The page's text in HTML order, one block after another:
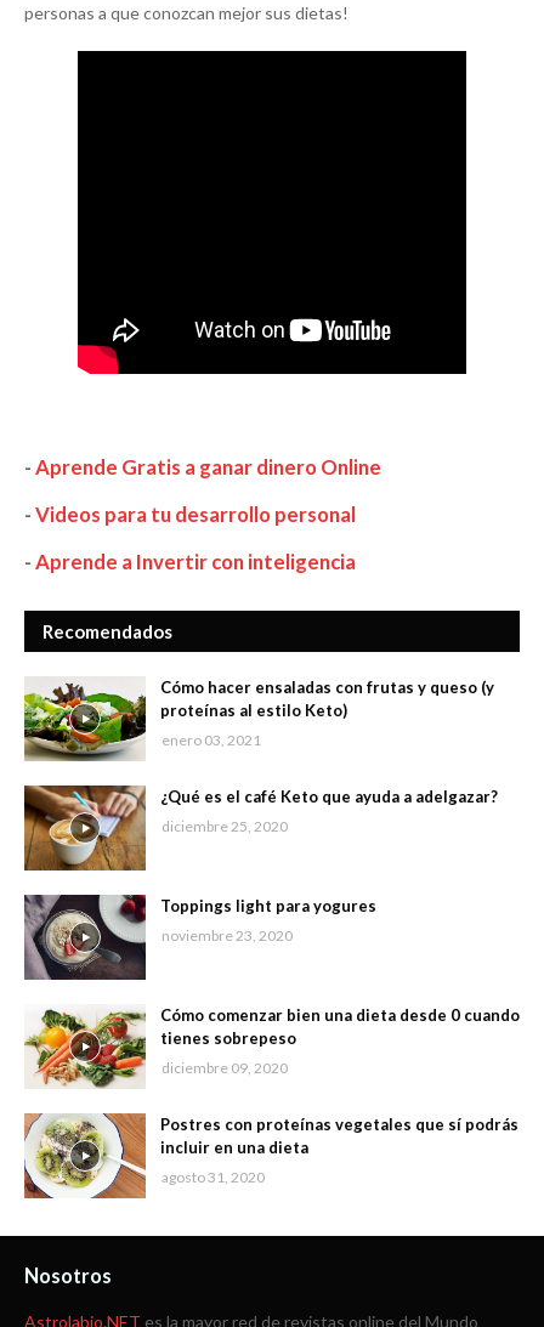
personas a que conozcan mejor sus dietas!
-Aprende Gratis a ganar dinero Online
-Videos para tu desarrollo personal
-Aprende a Invertir con inteligencia
Recomendados
Cómo hacer ensaladas con frutas y queso (y
proteínas al estilo Keto)
enero 03, 2021
¿Qué es el café Keto que ayuda a adelgazar?
diciembre 25, 2020
Toppings light para yogures
noviembre 23, 2020
Cómo comenzar bien una dieta desde 0 cuando
tienes sobrepeso
diciembre 09, 2020
Postres con proteínas vegetales que sí podrás
incluir en una dieta
agosto 31, 2020
Nosotros
Astrolabio.NET es la mayor red de revistas online del Mundo